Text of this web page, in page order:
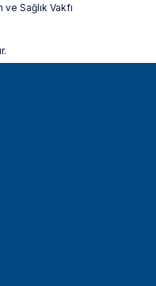
Sağlık Vakfı